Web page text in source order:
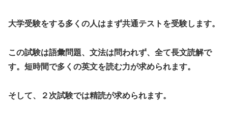
大学受験をする多くの人はまず共通テストを受験します。
この試験は語彙問題、文法は問われず、全て長文読解で
す。短時間で多くの英文を読む力が求められます。
そして、２次試験では精読が求められます。